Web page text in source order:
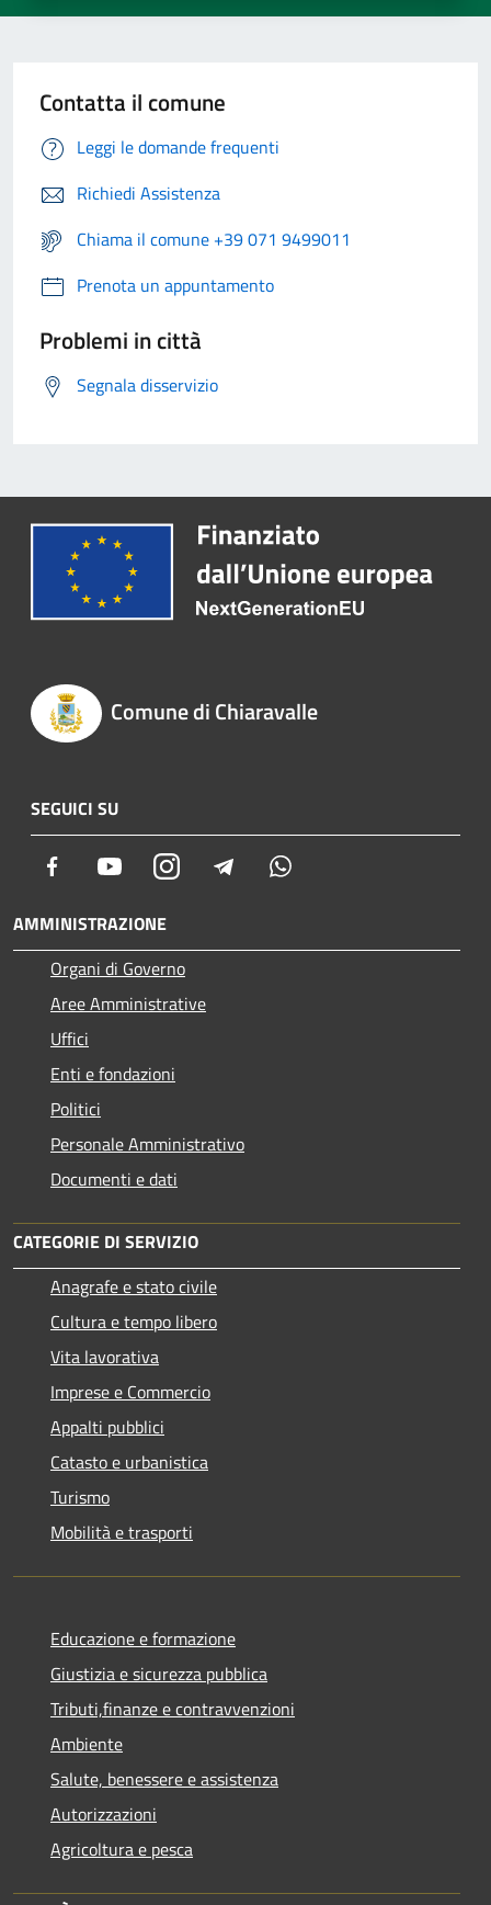
Contatta il comune
Leggi le domande frequenti
Richiedi Assistenza
Chiama il comune +39 071 9499011
Prenota un appuntamento
Problemi in città
Segnala disservizio
Comune di Chiaravalle
SEGUICI SU
Facebook YoutubeInstagram Telegram
AMMINISTRAZIONE
Organi di Governo
Aree Amministrative
Uffici
Enti e fondazioni
Politici
Personale Amministrativo
Documenti e dati
CATEGORIE DI SERVIZIO
Anagrafe e stato civile
Cultura e tempo libero
Vita lavorativa
Imprese e Commercio
Appalti pubblici
Catasto e urbanistica
Turismo
Mobilità e trasporti
Educazione e formazione
Giustizia e sicurezza pubblica
Tributi,finanze e contravvenzioni
Ambiente
Salute, benessere e assistenza
Autorizzazioni
Agricoltura e pesca